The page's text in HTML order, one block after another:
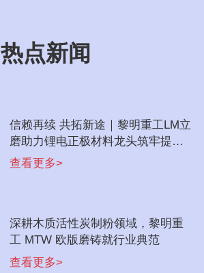
热点新闻
信赖再续 共拓新途｜黎明重工LM立
磨助力锂电正极材料龙头筑牢提锂
根基
查看更多>
深耕木质活性炭制粉领域，黎明重
工 MTW 欧版磨铸就行业典范
查看更多>